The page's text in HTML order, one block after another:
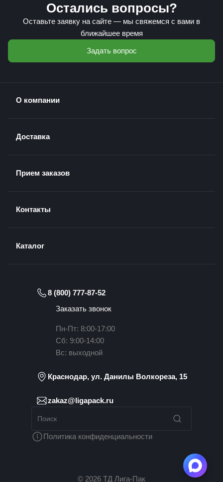
Остались вопросы?
Оставьте заявку на сайте — мы свяжемся с вами в
ближайшее время
Задать вопрос
О компании
Доставка
Прием заказов
Контакты
Каталог
8 (800) 777-87-52
Заказать звонок
Пн-Пт: 8:00-17:00
Сб: 9:00-14:00
Вс: выходной
Краснодар, ул. Данилы Волкореза, 15
zakaz@ligapack.ru
Политика конфиденциальности
© 2026 ТД Лига-Пак